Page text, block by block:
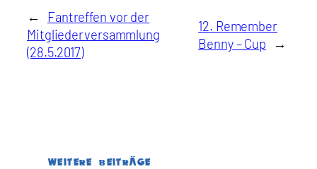
←
Fantreffen vor der
Mitgliederversammlung
(28.5.2017)
12. Remember
Benny – Cup
→
WEITERE BEITRÄGE